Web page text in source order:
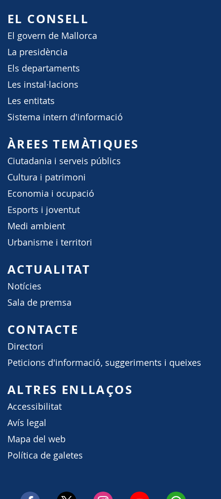
EL CONSELL
El govern de Mallorca
La presidència
Els departaments
Les instal·lacions
Les entitats
Sistema intern d'informació
ÀREES TEMÀTIQUES
Ciutadania i serveis públics
Cultura i patrimoni
Economia i ocupació
Esports i joventut
Medi ambient
Urbanisme i territori
ACTUALITAT
Notícies
Sala de premsa
CONTACTE
Directori
Peticions d'informació, suggeriments i queixes
ALTRES ENLLAÇOS
Accessibilitat
Avís legal
Mapa del web
Política de galetes